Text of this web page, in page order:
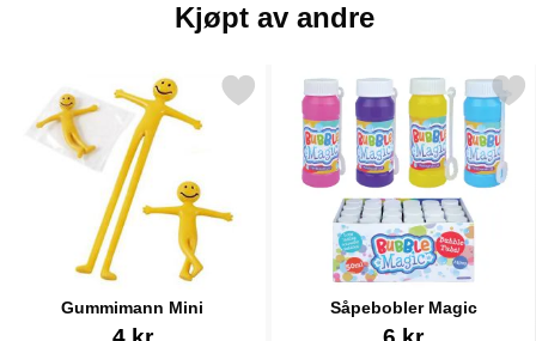
Kjøpt av andre
Gummimann Mini
Varenummer 12483
Merk gummimann Mini som favoritt
Såpebobler Magic
Varenummer 12437
Merk såpebobler